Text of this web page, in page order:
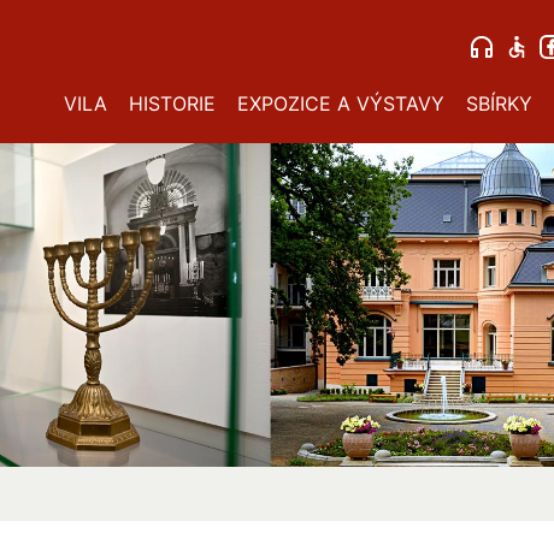
VILA HISTORIE EXPOZICE A VÝSTAVY SBÍRKY